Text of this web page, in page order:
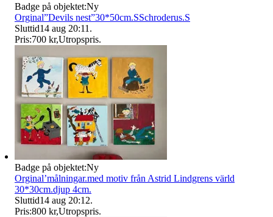
Badge på objektet:Ny
Orginal”Devils nest”30*50cm.SSchroderus.S
Sluttid14 aug 20:11 .
Pris:700 kr,Utropspris.
Badge på objektet:Ny
Orginal’målningar.med motiv från Astrid Lindgrens värld
30*30cm.djup 4cm.
Sluttid14 aug 20:12.
Pris:800 kr,Utropspris.